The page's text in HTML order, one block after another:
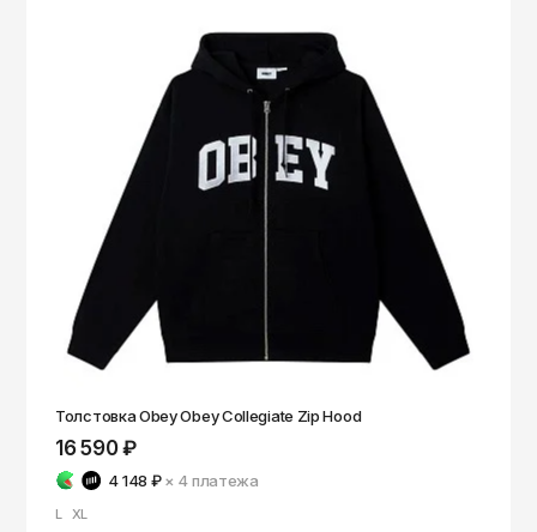
Толстовка Obey Obey Collegiate Zip Hood
16 590 ₽
4 148 ₽ × 4платежа
L XL